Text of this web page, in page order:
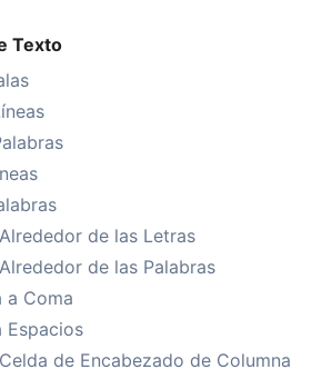
Texto
de las Letras
de las Palabras
a Coma
Espacios
de Encabezado de Columna